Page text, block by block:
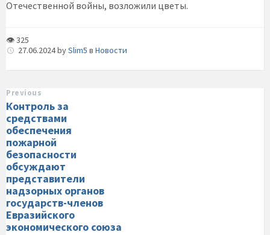
Отечественной войны, возложили цветы.
👁 325
27.06.2024bySlim5 в Новости
Previous
Контроль за
средствами
обеспечения
пожарной
безопасности
обсуждают
представители
надзорных органов
государств-членов
Евразийского
экономического союза